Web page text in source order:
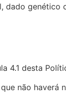
dado genético
4.1 desta
não haverá